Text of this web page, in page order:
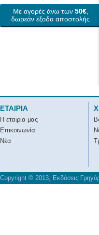
Με αγορές άνω των 50€
δωρεάν έξοδα αποστολής
ΕΤΑΙΡΙΑ
Η εταιρία μας
Επικοινωνία
Νέα
Copyright © 2013, Εκδόσεις